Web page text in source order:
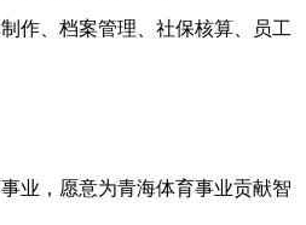
、档案管理、社保核算、员工
，愿意为青海体育事业贡献智